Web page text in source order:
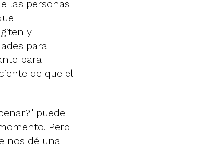
las personas
y
para
para
de que el
puede
Pero
nos dé una